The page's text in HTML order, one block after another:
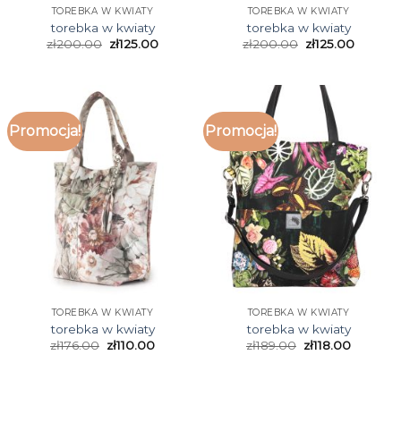
TOREBKA W KWIATY
torebka w kwiaty
zł200.00 zł125.00
TOREBKA W KWIATY
torebka w kwiaty
zł200.00 zł125.00
Promocja!
TOREBKA W KWIATY
torebka w kwiaty
zł176.00 zł110.00
Promocja!
TOREBKA W KWIATY
torebka w kwiaty
zł189.00 zł118.00